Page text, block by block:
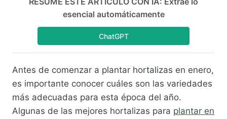
esencial automáticamente
ChatGPT
Antes de comenzar a plantar hortalizas en enero,
es importante conocer cuáles son las variedades
más adecuadas para esta época del año.
Algunas de las mejores hortalizas para plantar en